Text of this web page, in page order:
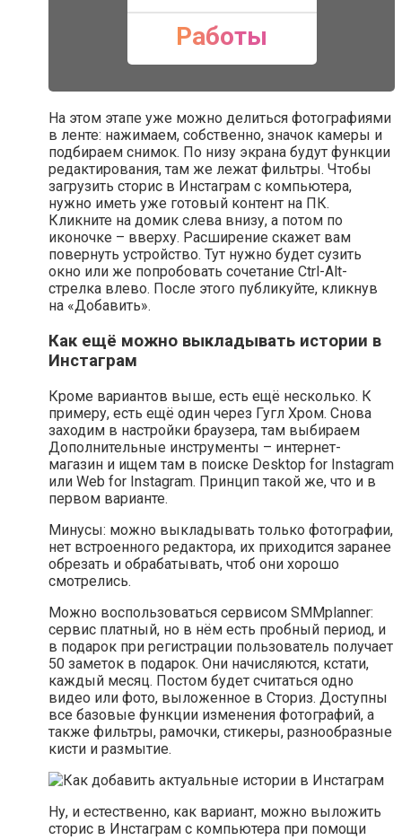
Работы
На этом этапе уже можно делиться фотографиями
в ленте: нажимаем, собственно, значок камеры и
подбираем снимок. По низу экрана будут функции
редактирования, там же лежат фильтры. Чтобы
загрузить сторис в Инстаграм с компьютера,
нужно иметь уже готовый контент на ПК.
Кликните на домик слева внизу, а потом по
иконочке – вверху. Расширение скажет вам
повернуть устройство. Тут нужно будет сузить
окно или же попробовать сочетание Ctrl-Alt-
стрелка влево. После этого публикуйте, кликнув
на «Добавить».
Как ещё можно выкладывать истории в
Инстаграм
Кроме вариантов выше, есть ещё несколько. К
примеру, есть ещё один через Гугл Хром. Снова
заходим в настройки браузера, там выбираем
Дополнительные инструменты – интернет-
магазин и ищем там в поиске Desktop for Instagram
или Web for Instagram. Принцип такой же, что и в
первом варианте.
Минусы: можно выкладывать только фотографии,
нет встроенного редактора, их приходится заранее
обрезать и обрабатывать, чтоб они хорошо
смотрелись.
Можно воспользоваться сервисом SMMplanner:
сервис платный, но в нём есть пробный период, и
в подарок при регистрации пользователь получает
50 заметок в подарок. Они начисляются, кстати,
каждый месяц. Постом будет считаться одно
видео или фото, выложенное в Сториз. Доступны
все базовые функции изменения фотографий, а
также фильтры, рамочки, стикеры, разнообразные
кисти и размытие.
Ну, и естественно, как вариант, можно выложить
сторис в Инстаграм с компьютера при помощи